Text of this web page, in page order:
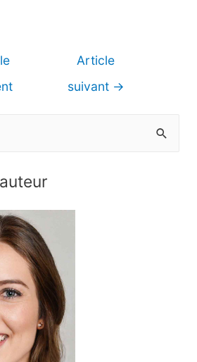
Article
suivant →